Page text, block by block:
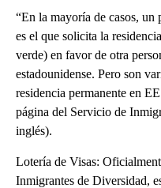
“En la mayoría de casos,
es el que solicita la
verde) en favor de otra
estadounidense. Pero son
residencia permanente en
página del Servicio de
inglés).
Lotería de Visas:
Inmigrantes de Diversidad,